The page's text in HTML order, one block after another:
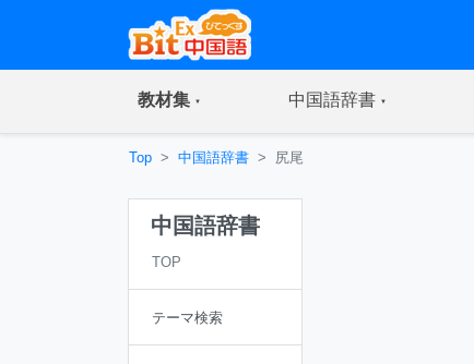
教材集(current) 中国語辞書(current)
Top 中国語辞書 尻尾
中国語辞書
TOP
テーマ検索